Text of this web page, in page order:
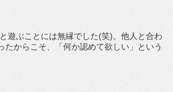
遊ぶことには無縁でした(笑)。他人と合わ
からこそ、「何か認めて欲しい」という